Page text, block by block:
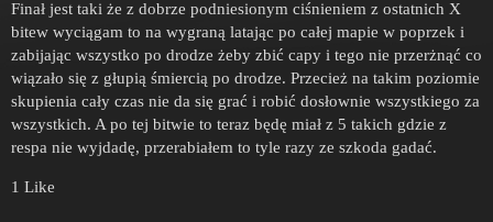
Finał jest taki że z dobrze podniesionym ciśnieniem z ostatnich X
bitew wyciągam to na wygraną latając po całej mapie w poprzek i
zabijając wszystko po drodze żeby zbić capy i tego nie przerżnąć co
wiązało się z głupią śmiercią po drodze. Przecież na takim poziomie
skupienia cały czas nie da się grać i robić dosłownie wszystkiego za
wszystkich. A po tej bitwie to teraz będę miał z 5 takich gdzie z
respa nie wyjdadę, przerabiałem to tyle razy ze szkoda gadać.
1 Like